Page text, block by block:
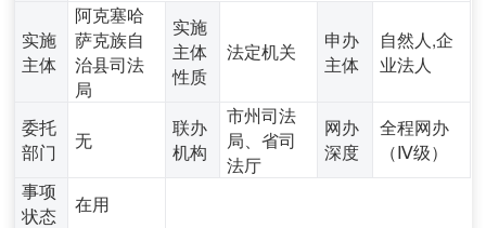
实施
主体
阿克塞哈
萨克族自
治县司法
局
实施
主体
性质
法定机关
申办
主体
自然人,企
业法人
委托
部门
无
联办
机构
市州司法
局、省司
法厅
网办
深度
全程网办
（Ⅳ级）
事项
状态
在用